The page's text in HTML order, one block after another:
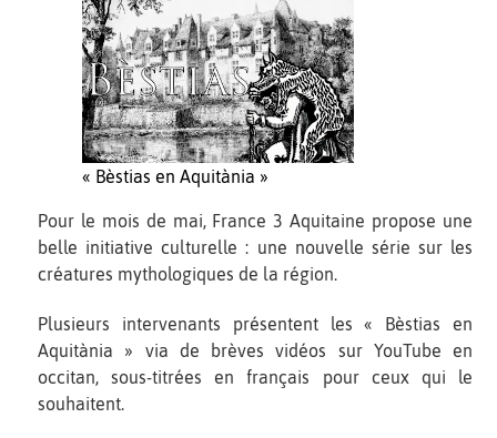
« Bèstias en Aquitània »
Pour le mois de mai, France 3 Aquitaine propose une
belle initiative culturelle : une nouvelle série sur les
créatures mythologiques de la région.
Plusieurs intervenants présentent les « Bèstias en
Aquitània » via de brèves vidéos sur YouTube en
occitan, sous-titrées en français pour ceux qui le
souhaitent.